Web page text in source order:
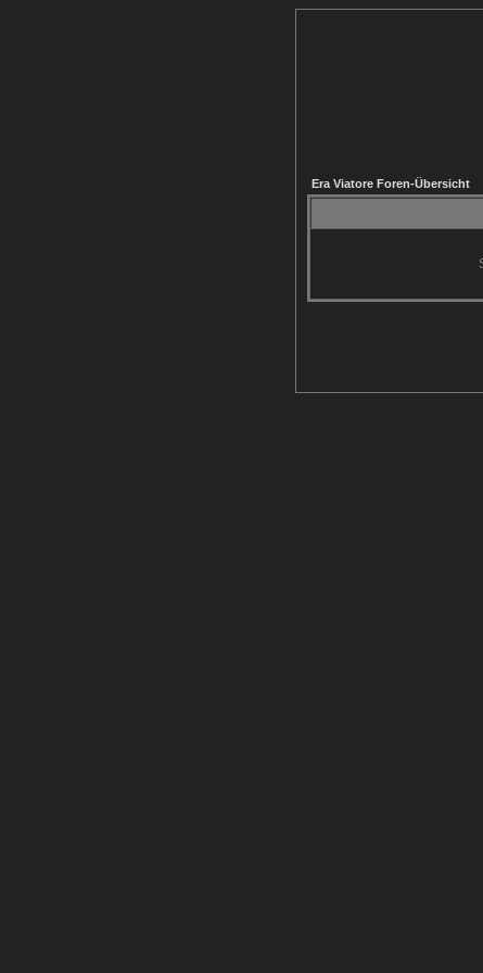
Era Viatore Foren-Übersicht